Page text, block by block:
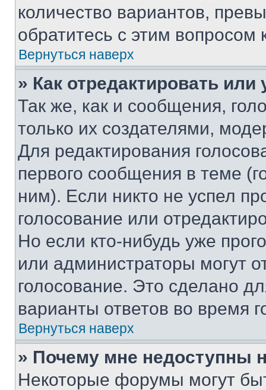
количество вариантов,
обратитесь с этим вопросом
Вернуться наверх
» Как отредактировать
Так же, как и сообщения,
только их создателями,
Для редактирования
первого сообщения в теме
ним). Если никто не успел
голосование или
Но если кто-нибудь уже
или администраторы могут
голосование. Это сделано
варианты ответов во время
Вернуться наверх
» Почему мне недоступны
Некоторые форумы могут